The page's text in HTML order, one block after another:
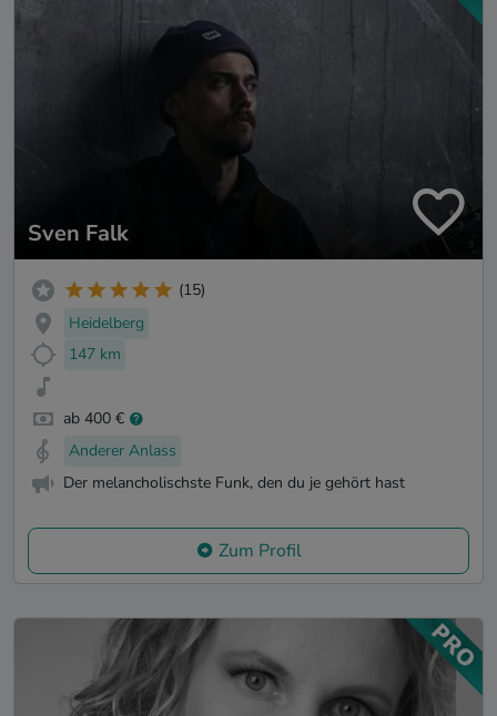
Sven Falk
(15)
Heidelberg
147 km
ab 400 €
Anderer Anlass
Der melancholischste Funk, den du je gehört hast
Zum Profil